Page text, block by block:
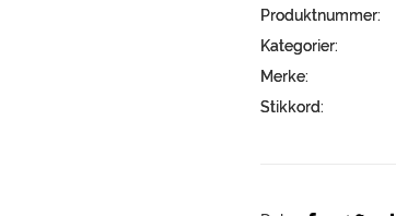
Laura
Ashley
blå/hvit
antall
Produktnummer:
Kategorier:
Merke:
Stikkord: